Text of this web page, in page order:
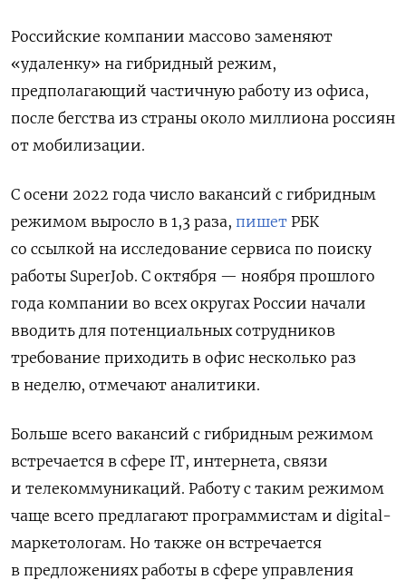
Российские компании массово заменяют
«удаленку» на гибридный режим,
предполагающий частичную работу из офиса,
после бегства из страны около миллиона россиян
от мобилизации.
С осени 2022 года число вакансий с гибридным
режимом выросло в 1,3 раза, пишет РБК
со ссылкой на исследование сервиса по поиску
работы SuperJob. С октября — ноября прошлого
года компании во всех округах России начали
вводить для потенциальных сотрудников
требование приходить в офис несколько раз
в неделю, отмечают аналитики.
Больше всего вакансий с гибридным режимом
встречается в сфере IT, интернета, связи
и телекоммуникаций. Работу с таким режимом
чаще всего предлагают программистам и digital-
маркетологам. Но также он встречается
в предложениях работы в сфере управления